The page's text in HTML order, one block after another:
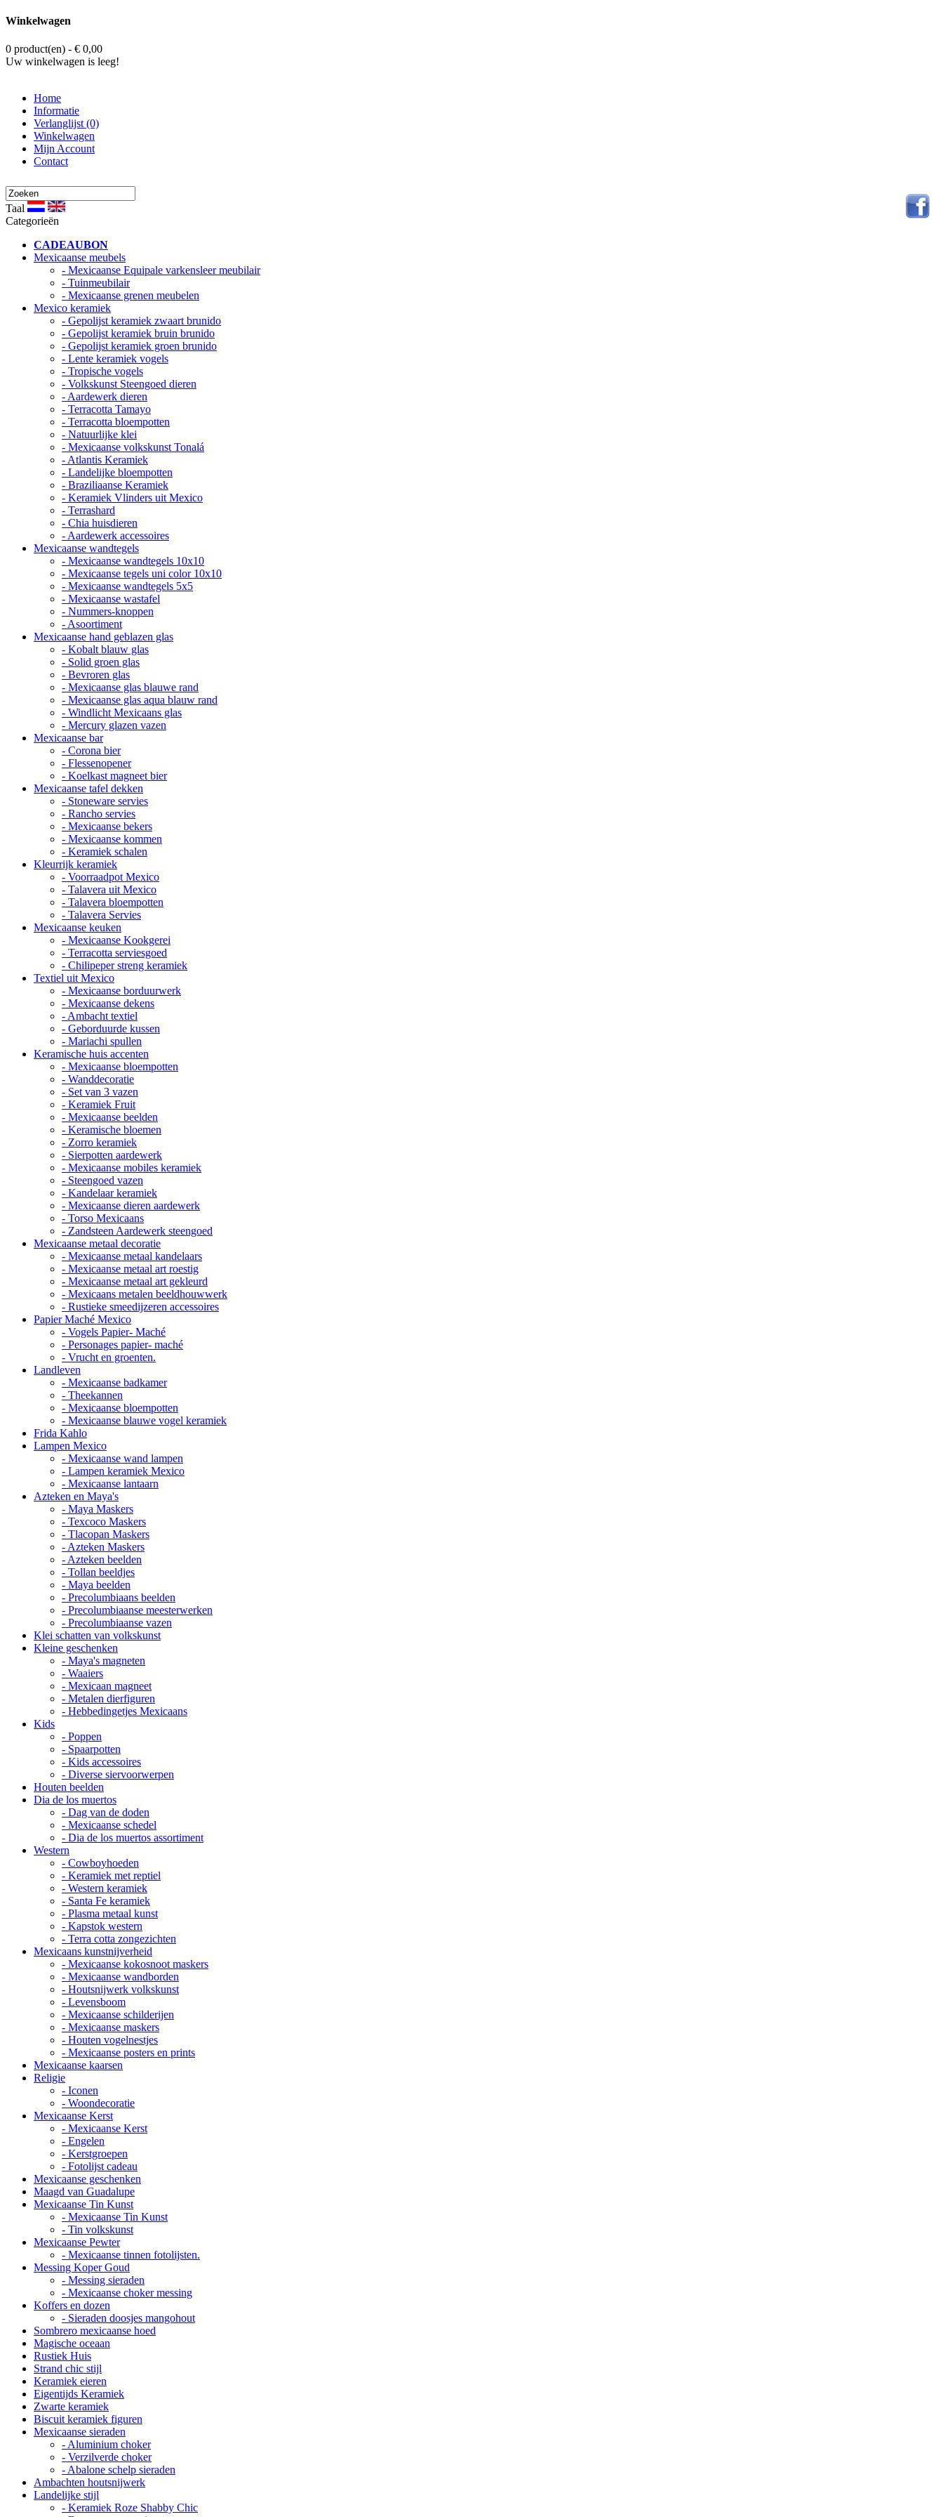
Winkelwagen
0 product(en) - € 0,00
Uw winkelwagen is leeg!
Home
Informatie
Verlanglijst (0)
Winkelwagen
Mijn Account
Contact
Taal
Categorieën
CADEAUBON
Mexicaanse meubels
- Mexicaanse Equipale varkensleer meubilair
- Tuinmeubilair
- Mexicaanse grenen meubelen
Mexico keramiek
- Gepolijst keramiek zwaart brunido
- Gepolijst keramiek bruin brunido
- Gepolijst keramiek groen brunido
- Lente keramiek vogels
- Tropische vogels
- Volkskunst Steengoed dieren
- Aardewerk dieren
- Terracotta Tamayo
- Terracotta bloempotten
- Natuurlijke klei
- Mexicaanse volkskunst Tonalá
- Atlantis Keramiek
- Landelijke bloempotten
- Braziliaanse Keramiek
- Keramiek Vlinders uit Mexico
- Terrashard
- Chia huisdieren
- Aardewerk accessoires
Mexicaanse wandtegels
- Mexicaanse wandtegels 10x10
- Mexicaanse tegels uni color 10x10
- Mexicaanse wandtegels 5x5
- Mexicaanse wastafel
- Nummers-knoppen
- Asoortiment
Mexicaanse hand geblazen glas
- Kobalt blauw glas
- Solid groen glas
- Bevroren glas
- Mexicaanse glas blauwe rand
- Mexicaanse glas aqua blauw rand
- Windlicht Mexicaans glas
- Mercury glazen vazen
Mexicaanse bar
- Corona bier
- Flessenopener
- Koelkast magneet bier
Mexicaanse tafel dekken
- Stoneware servies
- Rancho servies
- Mexicaanse bekers
- Mexicaanse kommen
- Keramiek schalen
Kleurrijk keramiek
- Voorraadpot Mexico
- Talavera uit Mexico
- Talavera bloempotten
- Talavera Servies
Mexicaanse keuken
- Mexicaanse Kookgerei
- Terracotta serviesgoed
- Chilipeper streng keramiek
Textiel uit Mexico
- Mexicaanse borduurwerk
- Mexicaanse dekens
- Ambacht textiel
- Geborduurde kussen
- Mariachi spullen
Keramische huis accenten
- Mexicaanse bloempotten
- Wanddecoratie
- Set van 3 vazen
- Keramiek Fruit
- Mexicaanse beelden
- Keramische bloemen
- Zorro keramiek
- Sierpotten aardewerk
- Mexicaanse mobiles keramiek
- Steengoed vazen
- Kandelaar keramiek
- Mexicaanse dieren aardewerk
- Torso Mexicaans
- Zandsteen Aardewerk steengoed
Mexicaanse metaal decoratie
- Mexicaanse metaal kandelaars
- Mexicaanse metaal art roestig
- Mexicaanse metaal art gekleurd
- Mexicaans metalen beeldhouwwerk
- Rustieke smeedijzeren accessoires
Papier Maché Mexico
- Vogels Papier- Maché
- Personages papier- maché
- Vrucht en groenten.
Landleven
- Mexicaanse badkamer
- Theekannen
- Mexicaanse bloempotten
- Mexicaanse blauwe vogel keramiek
Frida Kahlo
Lampen Mexico
- Mexicaanse wand lampen
- Lampen keramiek Mexico
- Mexicaanse lantaarn
Azteken en Maya's
- Maya Maskers
- Texcoco Maskers
- Tlacopan Maskers
- Azteken Maskers
- Azteken beelden
- Tollan beeldjes
- Maya beelden
- Precolumbiaans beelden
- Precolumbiaanse meesterwerken
- Precolumbiaanse vazen
Klei schatten van volkskunst
Kleine geschenken
- Maya's magneten
- Waaiers
- Mexicaan magneet
- Metalen dierfiguren
- Hebbedingetjes Mexicaans
Kids
- Poppen
- Spaarpotten
- Kids accessoires
- Diverse siervoorwerpen
Houten beelden
Dia de los muertos
- Dag van de doden
- Mexicaanse schedel
- Dia de los muertos assortiment
Western
- Cowboyhoeden
- Keramiek met reptiel
- Western keramiek
- Santa Fe keramiek
- Plasma metaal kunst
- Kapstok western
- Terra cotta zongezichten
Mexicaans kunstnijverheid
- Mexicaanse kokosnoot maskers
- Mexicaanse wandborden
- Houtsnijwerk volkskunst
- Levensboom
- Mexicaanse schilderijen
- Mexicaanse maskers
- Houten vogelnestjes
- Mexicaanse posters en prints
Mexicaanse kaarsen
Religie
- Iconen
- Woondecoratie
Mexicaanse Kerst
- Mexicaanse Kerst
- Engelen
- Kerstgroepen
- Fotolijst cadeau
Mexicaanse geschenken
Maagd van Guadalupe
Mexicaanse Tin Kunst
- Mexicaanse Tin Kunst
- Tin volkskunst
Mexicaanse Pewter
- Mexicaanse tinnen fotolijsten.
Messing Koper Goud
- Messing sieraden
- Mexicaanse choker messing
Koffers en dozen
- Sieraden doosjes mangohout
Sombrero mexicaanse hoed
Magische oceaan
Rustiek Huis
Strand chic stijl
Keramiek eieren
Eigentijds Keramiek
Zwarte keramiek
Biscuit keramiek figuren
Mexicaanse sieraden
- Aluminium choker
- Verzilverde choker
- Abalone schelp sieraden
Ambachten houtsnijwerk
Landelijke stijl
- Keramiek Roze Shabby Chic